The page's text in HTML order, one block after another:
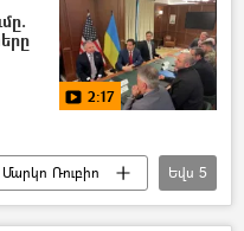
2:17
Մարկո Ռուբիո
Եվս 5